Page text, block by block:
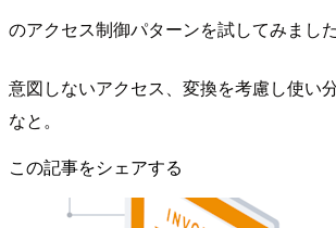
のアクセス制御パターンを試してみました
意図しないアクセス、変換を考慮し使い
なと。
この記事をシェアする